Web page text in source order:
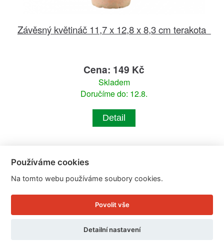
Závěsný květináč 11,7 x 12,8 x 8,3 cm terakota
Cena: 149 Kč
Skladem
Doručíme do: 12.8.
Detail
Používáme cookies
Na tomto webu používáme soubory cookies.
Povolit vše
Detailní nastavení